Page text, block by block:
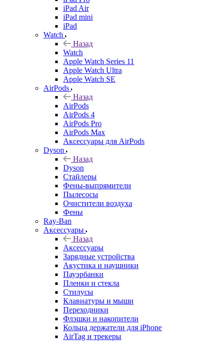
iPad Air
iPad mini
iPad
Watch
Назад
Watch
Apple Watch Series 11
Apple Watch Ultra
Apple Watch SE
AirPods
Назад
AirPods
AirPods 4
AirPods Pro
AirPods Max
Аксессуары для AirPods
Dyson
Назад
Dyson
Стайлеры
Фены-выпрямители
Пылесосы
Очистители воздуха
Фены
Ray-Ban
Аксессуары
Назад
Аксессуары
Зарядные устройства
Акустика и наушники
Пауэрбанки
Пленки и стекла
Стилусы
Клавиатуры и мыши
Переходники
Флэшки и накопители
Кольца держатели для iPhone
AirTag и трекеры